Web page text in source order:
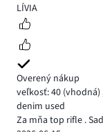
5LÍVIA
Overený nákup
veľkosť: 40 (vhodná)
denim used
Za mňa top rifle .